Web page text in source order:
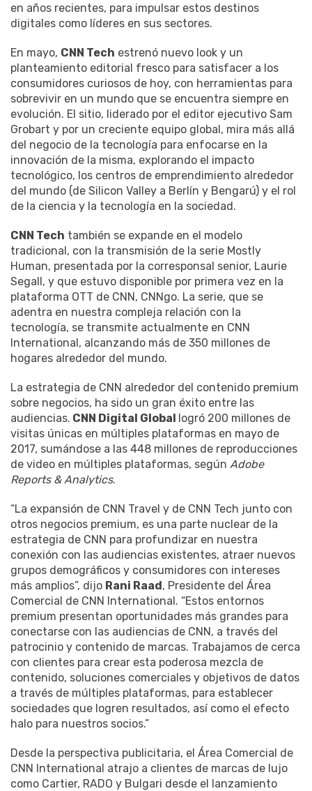
en años recientes, para impulsar estos destinos
digitales como líderes en sus sectores.
En mayo, CNN Tech estrenó nuevo look y un
planteamiento editorial fresco para satisfacer a los
consumidores curiosos de hoy, con herramientas para
sobrevivir en un mundo que se encuentra siempre en
evolución. El sitio, liderado por el editor ejecutivo Sam
Grobart y por un creciente equipo global, mira más allá
del negocio de la tecnología para enfocarse en la
innovación de la misma, explorando el impacto
tecnológico, los centros de emprendimiento alrededor
del mundo (de Silicon Valley a Berlín y Bengarú) y el rol
de la ciencia y la tecnología en la sociedad.
CNN Tech también se expande en el modelo
tradicional, con la transmisión de la serie Mostly
Human, presentada por la corresponsal senior, Laurie
Segall, y que estuvo disponible por primera vez en la
plataforma OTT de CNN, CNNgo. La serie, que se
adentra en nuestra compleja relación con la
tecnología, se transmite actualmente en CNN
International, alcanzando más de 350 millones de
hogares alrededor del mundo.
La estrategia de CNN alrededor del contenido premium
sobre negocios, ha sido un gran éxito entre las
audiencias. CNN Digital Global logró 200 millones de
visitas únicas en múltiples plataformas en mayo de
2017, sumándose a las 448 millones de reproducciones
de video en múltiples plataformas, según Adobe
Reports & Analytics.
“La expansión de CNN Travel y de CNN Tech junto con
otros negocios premium, es una parte nuclear de la
estrategia de CNN para profundizar en nuestra
conexión con las audiencias existentes, atraer nuevos
grupos demográficos y consumidores con intereses
más amplios”, dijo Rani Raad, Presidente del Área
Comercial de CNN International. “Estos entornos
premium presentan oportunidades más grandes para
conectarse con las audiencias de CNN, a través del
patrocinio y contenido de marcas. Trabajamos de cerca
con clientes para crear esta poderosa mezcla de
contenido, soluciones comerciales y objetivos de datos
a través de múltiples plataformas, para establecer
sociedades que logren resultados, así como el efecto
halo para nuestros socios.”
Desde la perspectiva publicitaria, el Área Comercial de
CNN International atrajo a clientes de marcas de lujo
como Cartier, RADO y Bulgari desde el lanzamiento